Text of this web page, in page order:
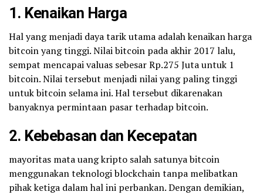
1. Kenaikan Harga
Hal yang menjadi daya tarik utama adalah kenaikan harga
bitcoin yang tinggi. Nilai bitcoin pada akhir 2017 lalu,
sempat mencapai valuas sebesar Rp.275 Juta untuk 1
bitcoin. Nilai tersebut menjadi nilai yang paling tinggi
untuk bitcoin selama ini. Hal tersebut dikarenakan
banyaknya permintaan pasar terhadap bitcoin.
2. Kebebasan dan Kecepatan
mayoritas mata uang kripto salah satunya bitcoin
menggunakan teknologi blockchain tanpa melibatkan
pihak ketiga dalam hal ini perbankan. Dengan demikian,